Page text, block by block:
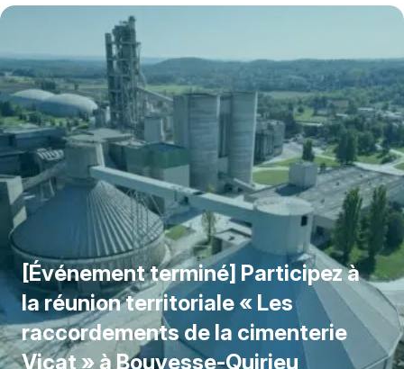
[Événement terminé] Participez à
la réunion territoriale « Les
raccordements de la cimenterie
Vicat » à Bouvesse-Quirieu